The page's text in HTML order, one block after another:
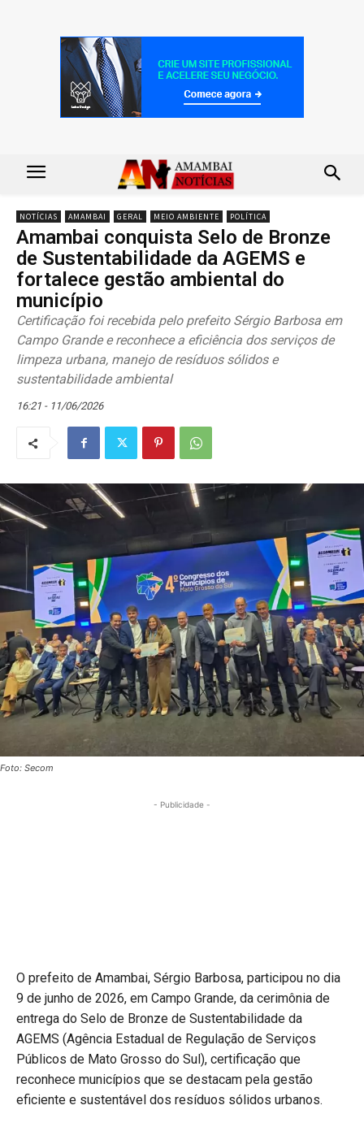
NOTÍCIAS AMAMBAI GERAL MEIO AMBIENTE POLÍTICA
Amambai conquista Selo de Bronze
de Sustentabilidade da AGEMS e
fortalece gestão ambiental do
município
Certificação foi recebida pelo prefeito Sérgio Barbosa em
Campo Grande e reconhece a eficiência dos serviços de
limpeza urbana, manejo de resíduos sólidos e
sustentabilidade ambiental
16:21 - 11/06/2026
Foto: Secom
- Publicidade -
O prefeito de Amambai, Sérgio Barbosa, participou no dia
9 de junho de 2026, em Campo Grande, da cerimônia de
entrega do Selo de Bronze de Sustentabilidade da
AGEMS (Agência Estadual de Regulação de Serviços
Públicos de Mato Grosso do Sul), certificação que
reconhece municípios que se destacam pela gestão
eficiente e sustentável dos resíduos sólidos urbanos.